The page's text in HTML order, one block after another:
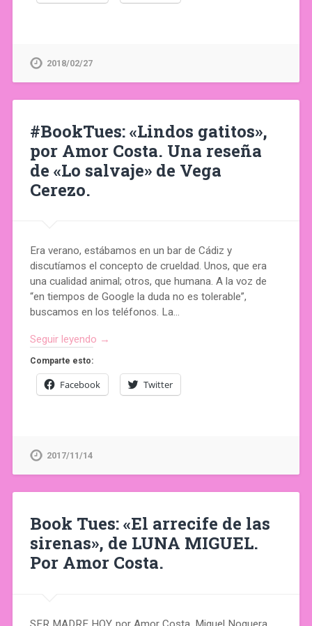
2018/02/27
#BookTues: «Lindos gatitos»,
por Amor Costa. Una reseña
de «Lo salvaje» de Vega
Cerezo.
Era verano, estábamos en un bar de Cádiz y
discutíamos el concepto de crueldad. Unos, que era
una cualidad animal; otros, que humana. A la voz de
“en tiempos de Google la duda no es tolerable”,
buscamos en los teléfonos. La…
Seguir leyendo →
Comparte esto:
Facebook Twitter
2017/11/14
Book Tues: «El arrecife de las
sirenas», de LUNA MIGUEL.
Por Amor Costa.